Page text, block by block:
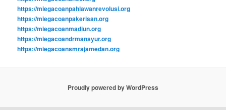
https://miegacoanpahlawanrevolusi.org
https://miegacoanpakerisan.org
https://miegacoanmadiun.org
https://miegacoandrmansyur.org
https://miegacoansmrajamedan.org
Proudly powered by WordPress